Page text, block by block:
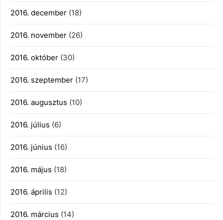
2016. december (18)
2016. november (26)
2016. október (30)
2016. szeptember (17)
2016. augusztus (10)
2016. július (6)
2016. június (16)
2016. május (18)
2016. április (12)
2016. március (14)